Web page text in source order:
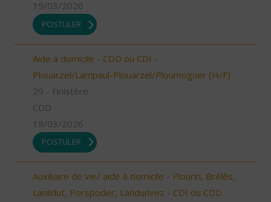
19/03/2026
POSTULER
Aide à domicile - CDD ou CDI -
Plouarzel/Lampaul-Plouarzel/Ploumoguer (H/F)
29 - Finistère
CDD
19/03/2026
POSTULER
Auxiliaire de vie/ aide à domicile - Plourin, Brélès,
Lanildut, Porspoder, Landunvez - CDI ou CDD